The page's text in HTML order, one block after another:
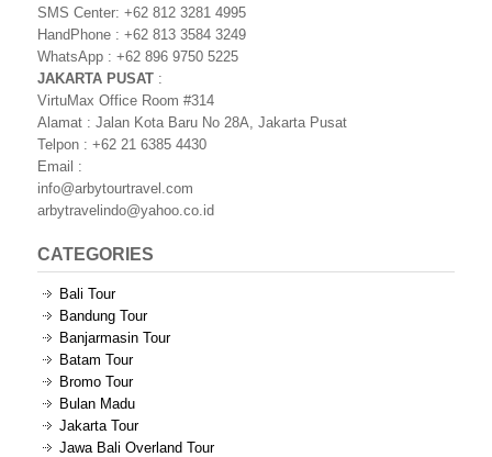
SMS Center: +62 812 3281 4995
HandPhone : +62 813 3584 3249
WhatsApp : +62 896 9750 5225
JAKARTA PUSAT :
VirtuMax Office Room #314
Alamat : Jalan Kota Baru No 28A, Jakarta Pusat
Telpon : +62 21 6385 4430
Email :
info@arbytourtravel.com
arbytravelindo@yahoo.co.id
CATEGORIES
Bali Tour
Bandung Tour
Banjarmasin Tour
Batam Tour
Bromo Tour
Bulan Madu
Jakarta Tour
Jawa Bali Overland Tour